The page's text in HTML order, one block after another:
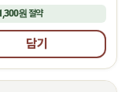
원절약
담기